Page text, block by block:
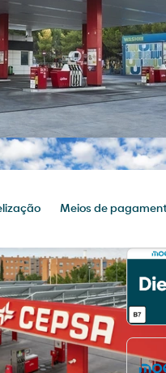
Meios de